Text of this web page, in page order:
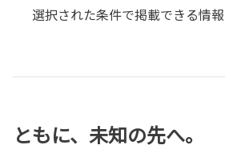
選択された条件で掲載できる情報
ともに、未知の先へ。